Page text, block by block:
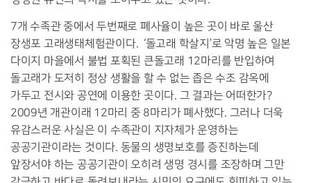
7개 수족관 중에서 두번째로 폐사율이 높은 곳이 바로 울산
장생포 고래생태체험관이다. ‘돌고래 학살지’로 악명 높은 일본
다이지 마을에서 불법 포획된 큰돌고래 12마리를 반입하여
돌고래가 도저히 정상 생활을 할 수 없는 좁은 수조 감옥에
가두고 전시와 공연에 이용한 곳이다. 그 결과는 어떠한가?
2009년 개관이래 12마리 중 8마리가 폐사했다. 그러나 더욱
유감스러운 사실은 이 수족관이 지자체가 운영하는
공공기관이라는 것이다. 동물의 생명보호를 증진하는데
앞장서야 하는 공공기관이 오히려 생명 경시를 조장하며 그만